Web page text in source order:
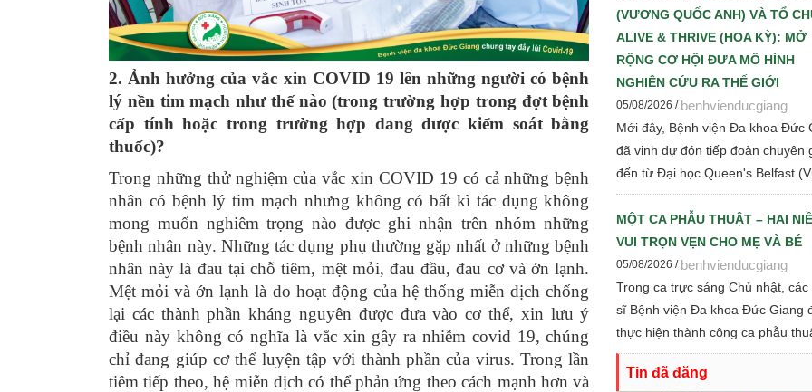
2. Ảnh hưởng của vắc xin COVID 19 lên những người có bệnh
lý nền tim mạch như thế nào (trong trường hợp trong đợt bệnh
cấp tính hoặc trong trường hợp đang được kiểm soát bằng
thuốc)?
Trong những thử nghiệm của vắc xin COVID 19 có cả những bệnh
nhân có bệnh lý tim mạch nhưng không có bất kì tác dụng không
mong muốn nghiêm trọng nào được ghi nhận trên nhóm những
bệnh nhân này. Những tác dụng phụ thường gặp nhất ở những bệnh
nhân này là đau tại chỗ tiêm, mệt mỏi, đau đầu, đau cơ và ớn lạnh.
Mệt mỏi và ớn lạnh là do hoạt động của hệ thống miễn dịch chống
lại các thành phần kháng nguyên được đưa vào cơ thể, xin lưu ý
điều này không có nghĩa là vắc xin gây ra nhiễm covid 19, chúng
chỉ đang giúp cơ thể luyện tập với thành phần của virus. Trong lần
tiêm tiếp theo, hệ miễn dịch có thể phản ứng theo cách mạnh hơn và
mạn cho đội ngũ cán bộ y tế.
(VƯƠNG QUỐC ANH) VÀ TỔ
ALIVE & THRIVE (HOA KỲ): MỞ
RỘNG CƠ HỘI ĐƯA MÔ HÌNH
NGHIÊN CỨU RA THẾ GIỚI
05/08/2026 / benhvienducgiang
Mới đây, Bệnh viện Đa khoa Đức
đã vinh dự đón tiếp đoàn chuyên
đến từ Đại học Queen's Belfast
quốc Anh) và Tổ chức Alive &
(Hoa Kỳ) đến tham quan, làm việc
trao đổi chuyên môn về dinh
mẹ - trẻ em, phát triển Ngân hàng
mẹ, vi sinh, phân tích y sinh, đồng
thảo luận các định hướng hợp tác
nghiên cứu khoa học và chuyển
thức trong thời gian tới.
MỘT CA PHẪU THUẬT – HAI
VUI TRỌN VẸN CHO MẸ VÀ BÉ
05/08/2026 / benhvienducgiang
Trong ca trực sáng Chủ nhật, các
sĩ Bệnh viện Đa khoa Đức Giang
thực hiện thành công ca phẫu
thai kết hợp bóc u nang buồng
cho sản phụ N. Sản phụ nhập viện
Tin đã đăng